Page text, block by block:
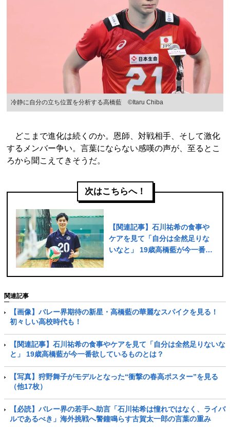
冷静に自分の立ち位置を分析する高橋藍 ©︎Itaru Chiba
どこまで進化は続くのか。恩師、対戦相手、そして激化
するメンバー争い。言葉にならない感嘆の声が、至るとこ
ろから聞こえてきそうだ。
次はこちらへ！
【関連記事】石川祐希の食事や
ケアを見て「自分は全然足りな
いなと」 19歳高橋藍が今一番欲
関連記事
【画像】バレー界期待の新星・高橋藍の華麗なスパイクを見る！
初々しい高校時代も！
【関連記事】石川祐希の食事やケアを見て「自分は全然足りないな
と」 19歳高橋藍が今一番欲しているものとは？
【写真】狩野舞子がモデルとなった“衝撃の春高ポスター”を見る
（他17枚）
【必読】バレー界の若手へ助言「石川祐希は憧れではなく、ライバ
ルであるべき」海外挑戦へ警鐘鳴らす古賀太一郎の言葉の重み